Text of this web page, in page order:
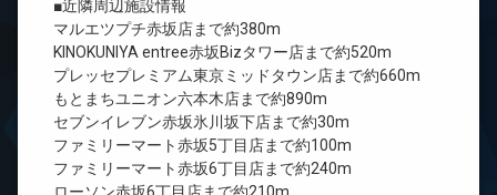
■近隣周辺施設情報
マルエツプチ赤坂店まで約380m
KINOKUNIYA entree赤坂Bizタワー店まで約520m
プレッセプレミアム東京ミッドタウン店まで約660m
もとまちユニオン六本木店まで約890m
セブンイレブン赤坂氷川坂下店まで約30m
ファミリーマート赤坂5丁目店まで約100m
ファミリーマート赤坂6丁目店まで約240m